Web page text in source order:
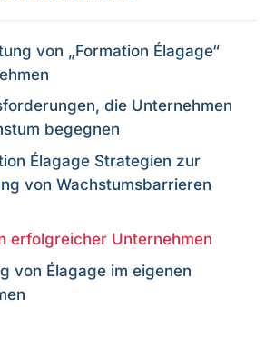
von „Formation Élagage“
die Unternehmen
begegnen
Élagage Strategien zur
von Wachstumsbarrieren
erfolgreicher Unternehmen
von Élagage im eigenen